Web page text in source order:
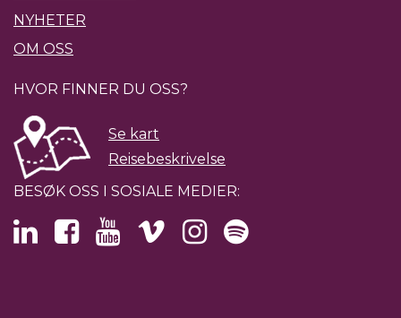
NYHETER
OM OSS
HVOR FINNER DU OSS?
Se kart
Reisebeskrivelse
BESØK OSS I SOSIALE MEDIER: